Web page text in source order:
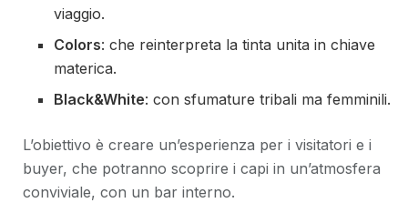
viaggio.
Colors: che reinterpreta la tinta unita in chiave
materica.
Black&White: con sfumature tribali ma femminili.
L’obiettivo è creare un’esperienza per i visitatori e i
buyer, che potranno scoprire i capi in un’atmosfera
conviviale, con un bar interno.